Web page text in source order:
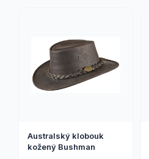
Australský klobouk
kožený Bushman